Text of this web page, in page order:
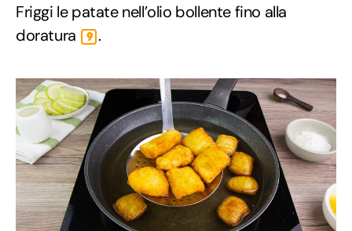
Friggi le patate nell’olio bollente fino alla
doratura
9 .